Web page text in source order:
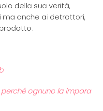
della sua verità,
ma anche ai detrattori,
ognuno la impara